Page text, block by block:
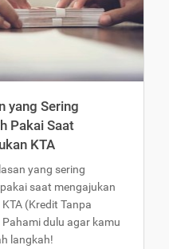
yang Sering
Pakai Saat
KTA
yang sering
saat mengajukan
(Kredit Tanpa
dulu agar kamu
langkah!